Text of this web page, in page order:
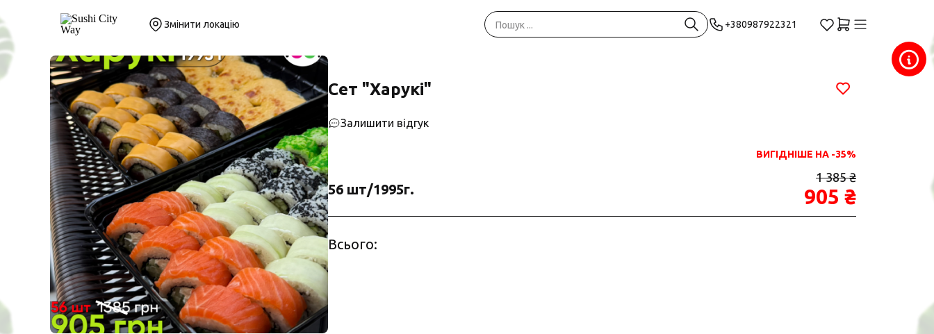
Змінити локацію +380987922321
Сет "Харукі"
Залишити відгук
ВИГІДНІШЕ НА -35%
56 шт/1995г.
1 385 ₴
905 ₴
Всього: